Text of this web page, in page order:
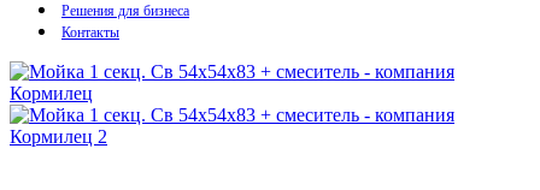
Решения для бизнеса
Контакты